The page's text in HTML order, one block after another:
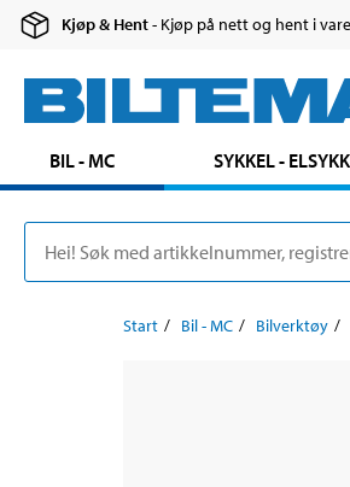
Kjøp & Hent- Kjøp på nett og hent i
BIL - MC SYKKEL -
Start Bil - MC Bilverktøy